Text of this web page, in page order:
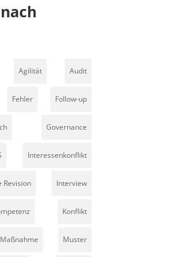
Agilität Audit
Fehler Follow-up
Governance
Interessenkonflikt
Revision Interview
Konflikt
Maßnahme Muster